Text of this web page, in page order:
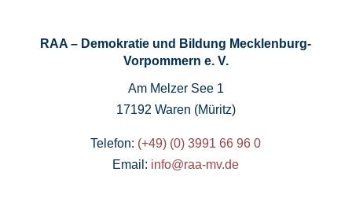
RAA – Demokratie und Bildung Mecklenburg-
Vorpommern e. V.
Am Melzer See 1
17192 Waren (Müritz)
Telefon: (+49) (0) 3991 66 96 0
Email: info@raa-mv.de